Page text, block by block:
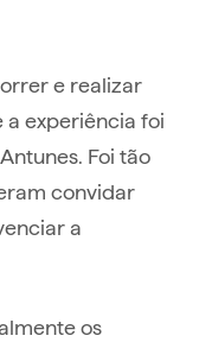
e realizar
a experiência foi
Foi tão
convidar
a
os